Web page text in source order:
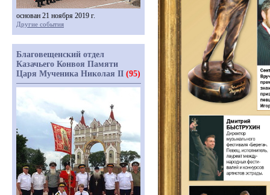
основан 21 ноября 2019 г.
Другие события
Благовещенский отдел
Казачьего Конвоя Памяти
Царя Мученика Николая II (95)